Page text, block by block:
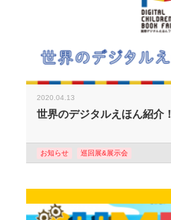
2020.04.13
世界のデジタルえほん紹介！
お知らせ 巡回展&展示会